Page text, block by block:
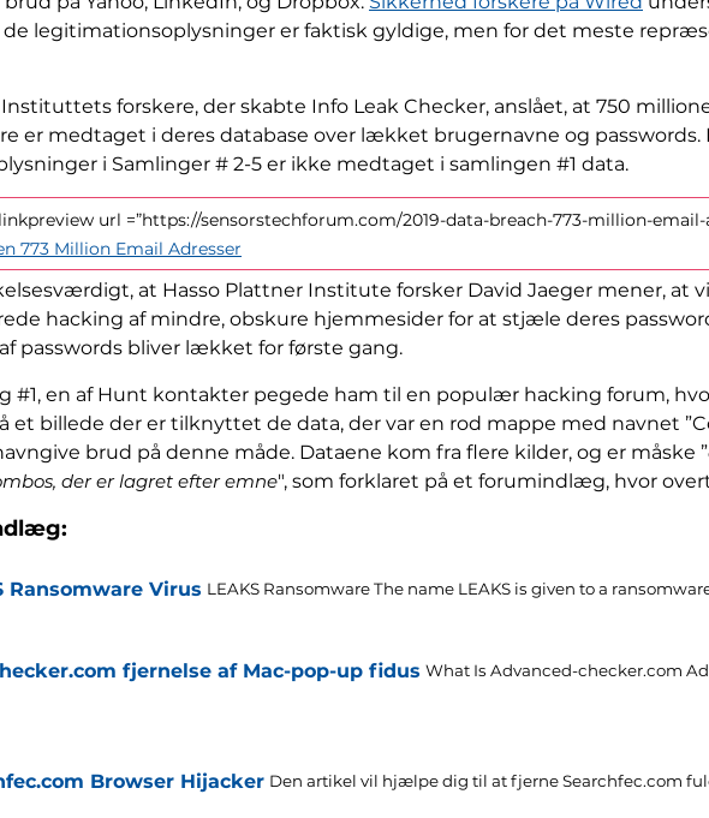
legitimationsoplysninger er faktisk gyldige, men for det meste
forskere, der skabte Info Leak Checker, anslået, at 750
er medtaget i deres database over lækket brugernavne og passwords.
i Samlinger # 2-5 er ikke medtaget i samlingen #1 data.
url =”https://sensorstechforum.com/2019-data-breach-773-million-email-
773 Million Email Adresser
at Hasso Plattner Institute forsker David Jaeger mener, at
hacking af mindre, obskure hjemmesider for at stjæle deres
passwords bliver lækket for første gang.
#1, en af ​​Hunt kontakter pegede ham til en populær hacking forum,
et billede der er tilknyttet de data, der var en rod mappe med navnet
brud på denne måde. Dataene kom fra flere kilder, og er måske ”
der er lagret efter emne", som forklaret på et forumindlæg, hvor
Ransomware Virus LEAKS Ransomware The name LEAKS is given to a
fjernelse af Mac-pop-up fidus What Is Advanced-checker.com
Browser Hijacker Den artikel vil hjælpe dig til at fjerne Searchfec.com